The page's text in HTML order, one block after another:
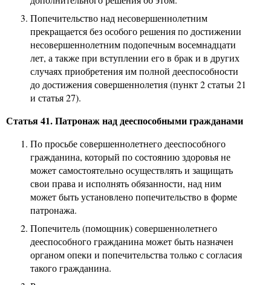
Попечительство над несовершеннолетним
прекращается без особого решения по достижении
несовершеннолетним подопечным восемнадцати
лет, а также при вступлении его в брак и в других
случаях приобретения им полной дееспособности
до достижения совершеннолетия (пункт 2 статьи 21
и статья 27).
Статья 41. Патронаж над дееспособными гражданами
По просьбе совершеннолетнего дееспособного
гражданина, который по состоянию здоровья не
может самостоятельно осуществлять и защищать
свои права и исполнять обязанности, над ним
может быть установлено попечительство в форме
патронажа.
Попечитель (помощник) совершеннолетнего
дееспособного гражданина может быть назначен
органом опеки и попечительства только с согласия
такого гражданина.